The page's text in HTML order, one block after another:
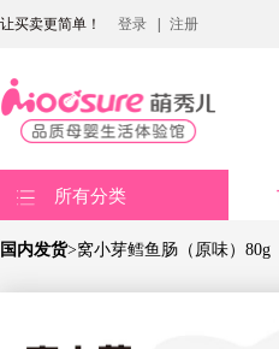
让买卖更简单！ 登录 注册
所有分类
国内发货>窝小芽鳕鱼肠（原味）80g